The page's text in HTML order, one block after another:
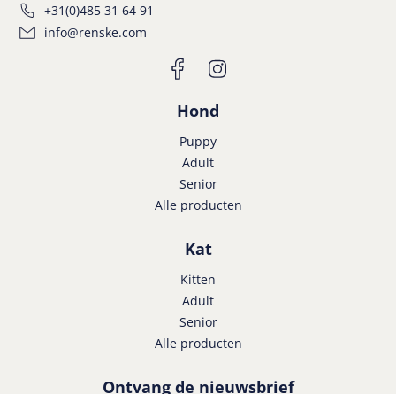
+31(0)485 31 64 91
info@renske.com
Hond
Puppy
Adult
Senior
Alle producten
Kat
Kitten
Adult
Senior
Alle producten
Ontvang de nieuwsbrief